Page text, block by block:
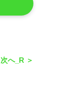
次へ_R ＞